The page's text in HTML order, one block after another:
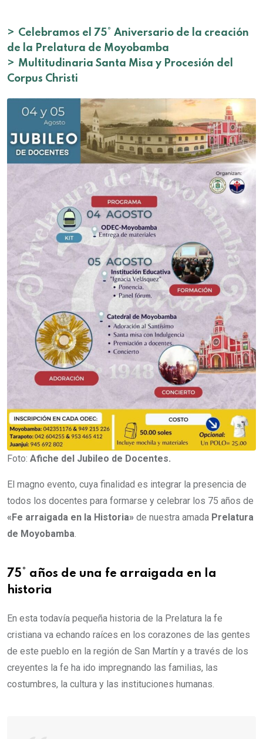
> Celebramos el 75° Aniversario de la creación
de la Prelatura de Moyobamba
> Multitudinaria Santa Misa y Procesión del
Corpus Christi
Foto: Afiche del Jubileo de Docentes.
El magno evento, cuya finalidad es integrar la presencia de
todos los docentes para formarse y celebrar los 75 años de
«Fe arraigada en la Historia» de nuestra amada Prelatura
de Moyobamba
75° años de una fe arraigada en la
historia
En esta todavía pequeña historia de la Prelatura la fe
cristiana va echando raíces en los corazones de las gentes
de este pueblo en la región de San Martín y a través de los
creyentes la fe ha ido impregnando las familias, las
costumbres, la cultura y las instituciones humanas.